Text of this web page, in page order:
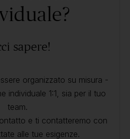
sapere!
organizzato su misura -
individuale 1:1, sia per il tuo
team.
e ti contatteremo con
alle tue esigenze.